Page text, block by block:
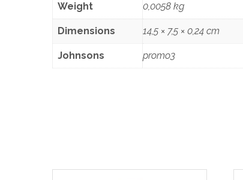
Weight 0,0058 kg
Dimensions 14,5 × 7,5 × 0,24 cm
Johnsons promo3